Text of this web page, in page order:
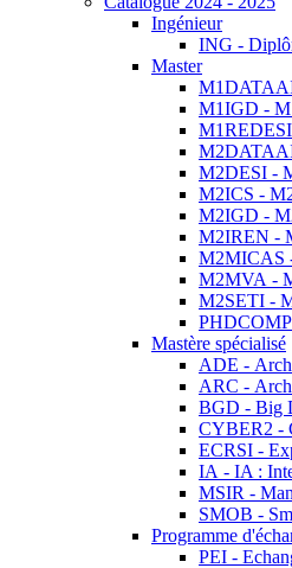
Ingénieur
ING -
Master
M1IGD -
M2DESI -
M2ICS -
M2IGD -
M2IREN -
M2MICAS
M2MVA -
M2SETI -
Mastère spécialisé
ADE -
ARC -
BGD - Big
CYBER2 -
ECRSI -
IA - IA :
MSIR -
SMOB -
Programme
PEI -